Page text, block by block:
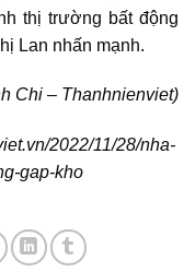
thị trường bất động
Lan nhấn mạnh.
Chi – Thanhnienviet)
2022/11/28/nha-
gap-kho